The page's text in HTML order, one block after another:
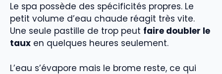
Le spa possède des spécificités propres. Le
petit volume d’eau chaude réagit très vite.
Une seule pastille de trop peut faire doubler le
taux en quelques heures seulement.
L’eau s’évapore mais le brome reste, ce qui